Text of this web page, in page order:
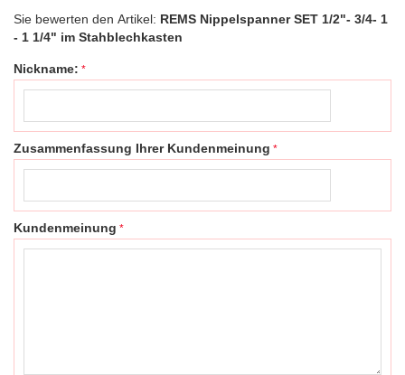
Sie bewerten den Artikel: REMS Nippelspanner SET 1/2"- 3/4- 1
- 1 1/4" im Stahblechkasten
Nickname:
Zusammenfassung Ihrer Kundenmeinung
Kundenmeinung